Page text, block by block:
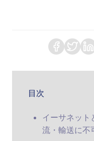
目次
イーサネット
流・輸送に不